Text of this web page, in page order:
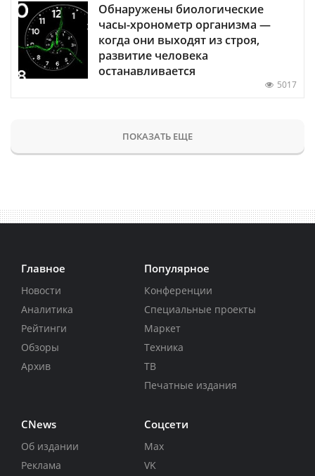
Обнаружены биологические
часы-хронометр организма —
когда они выходят из строя,
развитие человека
останавливается
5017
ПОКАЗАТЬ ЕЩЕ
Главное
Новости
Аналитика
Рейтинги
Обзоры
Архив
Популярное
Конференции
Специальные проекты
Маркет
Техника
ТВ
Печатные издания
CNews
Об издании
Реклама
Соцсети
Max
VK